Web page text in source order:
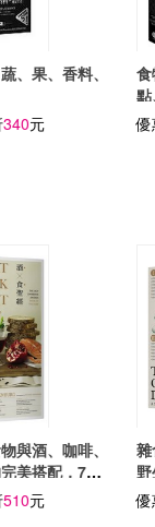
、果、香料、
340元
與酒、咖啡、
美搭配，73
酒師的頂尖意
510元